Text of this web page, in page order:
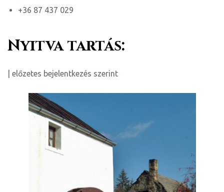
+36 87 437 029
Nyitva tartás:
| előzetes bejelentkezés szerint